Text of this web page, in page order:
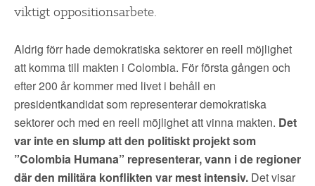
viktigt oppositionsarbete.
Aldrig förr hade demokratiska sektorer en reell möjlighet
att komma till makten i Colombia. För första gången och
efter 200 år kommer med livet i behåll en
presidentkandidat som representerar demokratiska
sektorer och med en reell möjlighet att vinna makten. Det
var inte en slump att den politiskt projekt som
”Colombia Humana” representerar, vann i de regioner
där den militära konflikten var mest intensiv. Det visar